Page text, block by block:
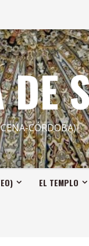
CÓRDOBA)
EL TEMPLO